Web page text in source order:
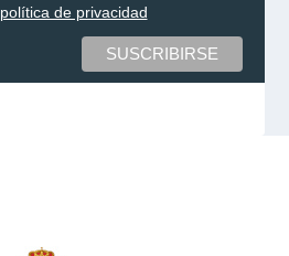
política de privacidad